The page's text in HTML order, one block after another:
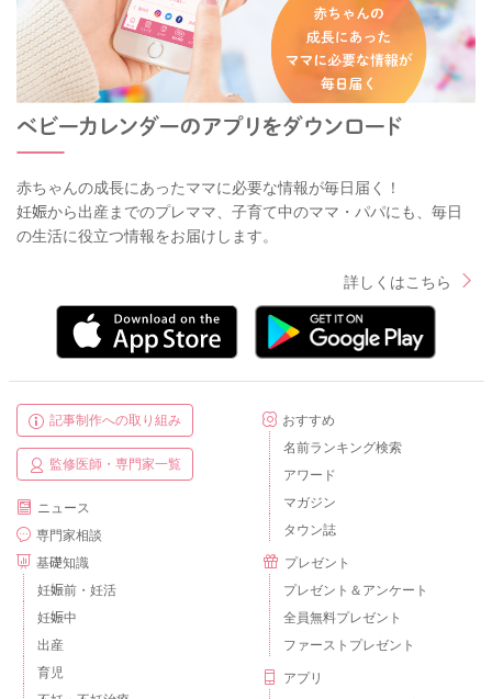
赤ちゃんの成長にあったママに必要な情報が毎日届く！
妊娠から出産までのプレママ、子育て中のママ・パパにも、毎日
の生活に役立つ情報をお届けします。
詳しくはこちら
記事制作への取り組み
監修医師・専門家一覧
ニュース
専門家相談
基礎知識
妊娠前・妊活
妊娠中
出産
育児
おすすめ
名前ランキング検索
アワード
マガジン
タウン誌
プレゼント
プレゼント＆アンケート
全員無料プレゼント
ファーストプレゼント
アプリ